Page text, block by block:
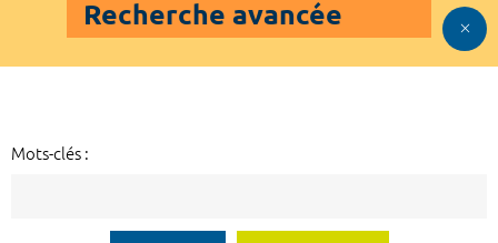
Recherche avancée
Mots-clés :